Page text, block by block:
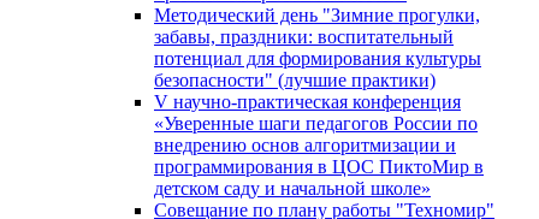
Методический день "Зимние прогулки,
забавы, праздники: воспитательный
потенциал для формирования культуры
безопасности" (лучшие практики)
V научно-практическая конференция
«Уверенные шаги педагогов России по
внедрению основ алгоритмизации и
программирования в ЦОС ПиктоМир в
детском саду и начальной школе»
Совещание по плану работы "Техномир"